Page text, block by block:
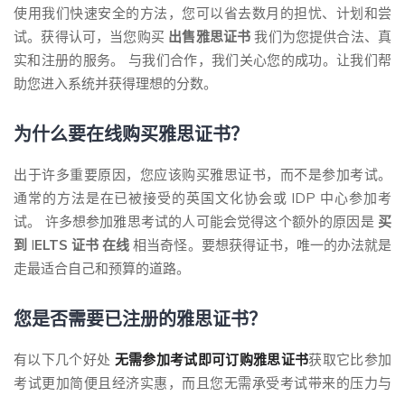
使用我们快速安全的方法，您可以省去数月的担忧、计划和尝
试。获得认可，当您购买 出售雅思证书 我们为您提供合法、真
实和注册的服务。 与我们合作，我们关心您的成功。让我们帮
助您进入系统并获得理想的分数。
为什么要在线购买雅思证书？
出于许多重要原因，您应该购买雅思证书，而不是参加考试。
通常的方法是在已被接受的英国文化协会或 IDP 中心参加考
试。 许多想参加雅思考试的人可能会觉得这个额外的原因是 买
到 IELTS 证书 在线 相当奇怪。要想获得证书，唯一的办法就是
走最适合自己和预算的道路。
您是否需要已注册的雅思证书？
有以下几个好处 无需参加考试即可订购雅思证书获取它比参加
考试更加简便且经济实惠，而且您无需承受考试带来的压力与